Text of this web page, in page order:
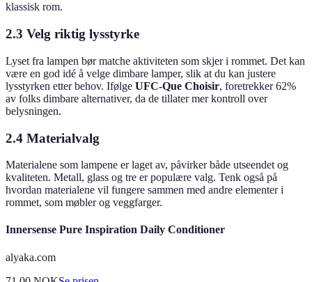
klassisk rom.
2.3 Velg riktig lysstyrke
Lyset fra lampen bør matche aktiviteten som skjer i rommet. Det kan
være en god idé å velge dimbare lamper, slik at du kan justere
lysstyrken etter behov. Ifølge UFC-Que Choisir, foretrekker 62%
av folks dimbare alternativer, da de tillater mer kontroll over
belysningen.
2.4 Materialvalg
Materialene som lampene er laget av, påvirker både utseendet og
kvaliteten. Metall, glass og tre er populære valg. Tenk også på
hvordan materialene vil fungere sammen med andre elementer i
rommet, som møbler og veggfarger.
Innersense Pure Inspiration Daily Conditioner
alyaka.com